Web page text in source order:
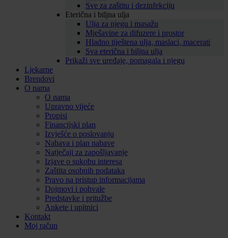
Sve za zaštitu i dezinfekciju
Eterična i biljna ulja
Ulja za njegu i masažu
Mješavine za difuzere i prostor
Hladno tiještena ulja, maslaci, macerati
Sva eterična i biljna ulja
Prikaži sve uređaje, pomagala i njegu
Ljekarne
Brendovi
O nama
O nama
Upravno vijeće
Propisi
Financijski plan
Izvješće o poslovanju
Nabava i plan nabave
Natječaji za zapošljavanje
Izjave o sukobu interesa
Zaštita osobnih podataka
Pravo na pristup informacijama
Dojmovi i pohvale
Predstavke i pritužbe
Ankete i upitnici
Kontakt
Moj račun